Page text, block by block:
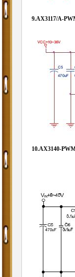
9.AX3117/A-
10.AX3140-